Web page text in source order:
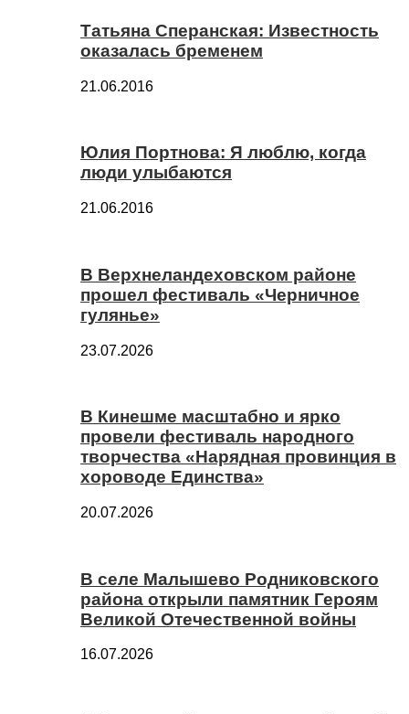
Татьяна Сперанская: Известность
оказалась бременем
21.06.2016
Юлия Портнова: Я люблю, когда
люди улыбаются
21.06.2016
В Верхнеландеховском районе
прошел фестиваль «Черничное
гулянье»
23.07.2026
В Кинешме масштабно и ярко
провели фестиваль народного
творчества «Нарядная провинция в
хороводе Единства»
20.07.2026
В селе Малышево Родниковского
района открыли памятник Героям
Великой Отечественной войны
16.07.2026